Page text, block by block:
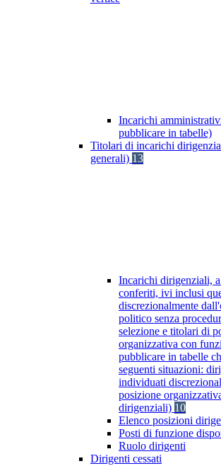
Incarichi
pubblicare in tabelle)
Titolari di incarichi
generali) 13
Incarichi dirigenziali,
conferiti, ivi inclusi
discrezionalmente
politico senza
selezione e titolari di
organizzativa con
pubblicare in tabelle
seguenti situazioni:
individuati
posizione
dirigenziali) 10
Elenco posizioni
Posti di funzione
Ruolo dirigenti
Dirigenti cessati